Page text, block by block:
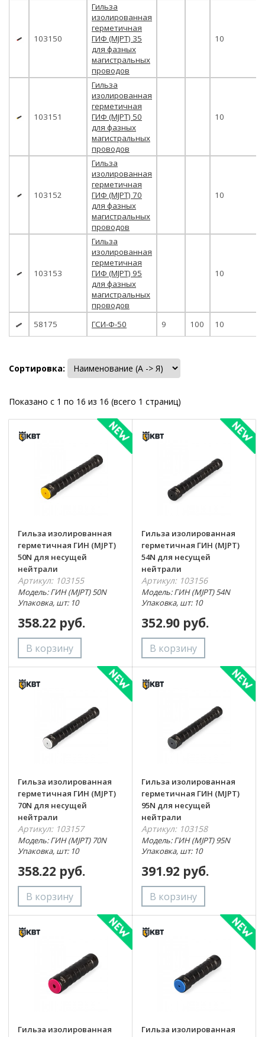
103150
Гильза
изолированная
герметичная
ГИФ (MJPT) 35
для фазных
магистральных
проводов
10
103151
Гильза
изолированная
герметичная
ГИФ (MJPT) 50
для фазных
магистральных
проводов
10
103152
Гильза
изолированная
герметичная
ГИФ (MJPT) 70
для фазных
магистральных
проводов
10
103153
Гильза
изолированная
герметичная
ГИФ (MJPT) 95
для фазных
магистральных
проводов
10
58175 ГСИ-Ф-50 9 100 10
Сортировка:
Показано с 1 по 16 из 16 (всего 1 страниц)
Гильза изолированная
герметичная ГИН (MJPT)
50N для несущей
нейтрали
Артикул: 103155
Модель: ГИН (MJPT) 50N
Упаковка, шт: 10
358.22 руб.
Гильза изолированная
герметичная ГИН (MJPT)
54N для несущей
нейтрали
Артикул: 103156
Модель: ГИН (MJPT) 54N
Упаковка, шт: 10
352.90 руб.
Гильза изолированная
герметичная ГИН (MJPT)
70N для несущей
нейтрали
Артикул: 103157
Модель: ГИН (MJPT) 70N
Упаковка, шт: 10
358.22 руб.
Гильза изолированная
герметичная ГИН (MJPT)
95N для несущей
нейтрали
Артикул: 103158
Модель: ГИН (MJPT) 95N
Упаковка, шт: 10
391.92 руб.
Гильза изолированная
Гильза изолированная